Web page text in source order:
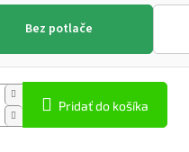
Bez potlače
Pridať do košíka